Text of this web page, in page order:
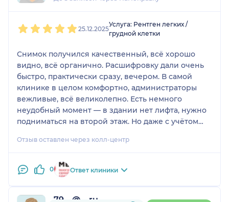
25.12.2025
Услуга: Рентген легких /
грудной клетки
Снимок получился качественный, всё хорошо
видно, всё органично. Расшифровку дали очень
быстро, практически сразу, вечером. В самой
клинике в целом комфортно, администраторы
вежливые, всё великолепно. Есть немного
неудобный момент — в здании нет лифта, нужно
подниматься на второй этаж. Но даже с учётом
пятёрку. По цене дороговато, но если сравнивать
Отзыв оставлен через колл-центр
0 Ответ клиники
79....@....ru